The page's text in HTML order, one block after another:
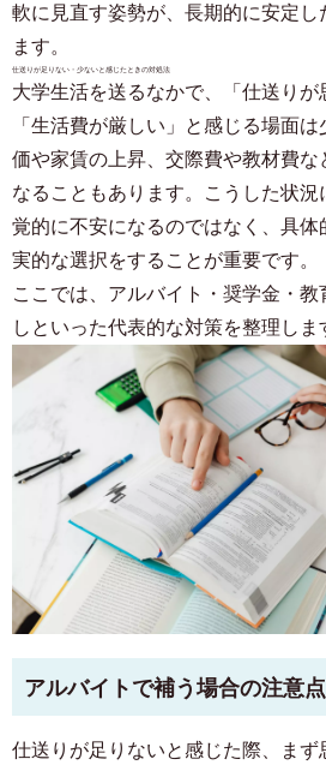
軟に見直す姿勢が、長期的に安定し
ます。
仕送りが足りない・少ないと感じたときの対処法
大学生活を送るなかで、「仕送りが
「生活費が厳しい」と感じる場面
価や家賃の上昇、交際費や教材費
なることもあります。こうした状
覚的に不安になるのではなく、具体
実的な選択をすることが重要です。
ここでは、アルバイト・奨学金・
しといった代表的な対策を整理しま
アルバイトで補う場合の注意点
仕送りが足りないと感じた際、ま
入居予定者様・入居者